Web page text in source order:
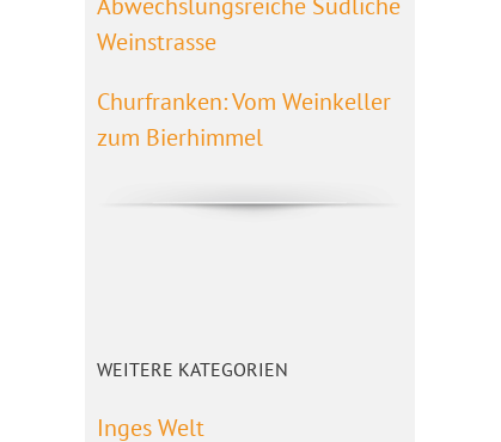
Weinstrasse
Churfranken: Vom Weinkeller
zum Bierhimmel
WEITERE KATEGORIEN
Inges Welt